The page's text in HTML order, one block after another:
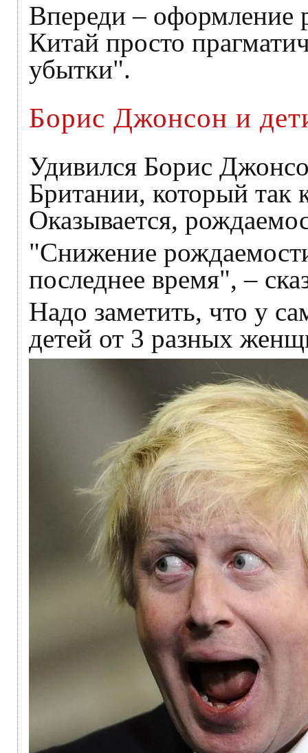
Впереди – оформление
Китай просто
убытки".
Борис Джонсон и
Удивился Борис
Британии, который так
Оказывается,
"Снижение
последнее время", –
Надо заметить, что у
детей от 3 разных